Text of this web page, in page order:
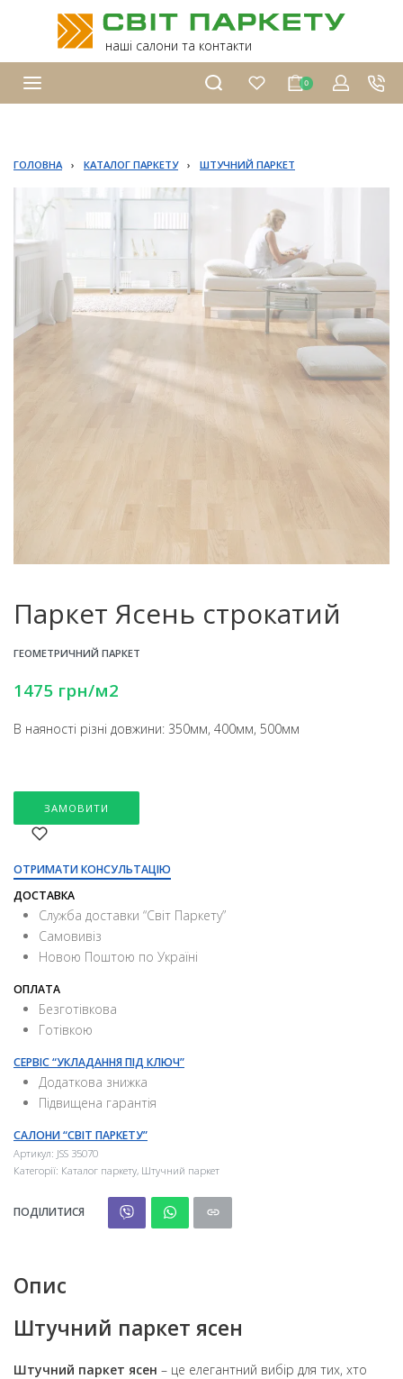
наші салони та контакти
0
ГОЛОВНА › КАТАЛОГ ПАРКЕТУ › ШТУЧНИЙ ПАРКЕТ
Паркет Ясень строкатий
ГЕОМЕТРИЧНИЙ ПАРКЕТ
1475 грн/м2
В наяності різні довжини: 350мм, 400мм, 500мм
ЗАМОВИТИ
ОТРИМАТИ КОНСУЛЬТАЦІЮ
ДОСТАВКА
Служба доставки “Свiт Паркету”
Самовивіз
Новою Поштою по Україні
ОПЛАТА
Безготівкова
Готівкою
СЕРВІС “УКЛАДАННЯ ПІД КЛЮЧ”
Додаткова знижка
Підвищена гарантія
САЛОНИ “СВІТ ПАРКЕТУ”
Артикул: JSS 35070
Категорії: Каталог паркету, Штучний паркет
ПОДІЛИТИСЯ
Опис
Штучний паркет ясен
Штучний паркет ясен – це елегантний вибір для тих, хто